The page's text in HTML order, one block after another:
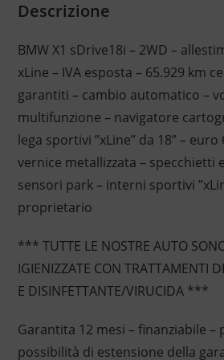
Descrizione
BMW X1 sDrive18i – 2WD –
xLine – IVA esposta – 65.929 km
garantiti – cambio automatico –
multifunzione – navigatore
lega sportivi ”xLine” da 18” – euro
vernice metallizzata – specchietti
sensori park – interni sportivi
proprietario
*** TUTTE LE NOSTRE AUTO
IGIENIZZATE CON TRATTAMENTI
E DISINFETTANTE/VIRUCIDA ***
Garantita 12 mesi – finanziabile –
possibilità di estensione della